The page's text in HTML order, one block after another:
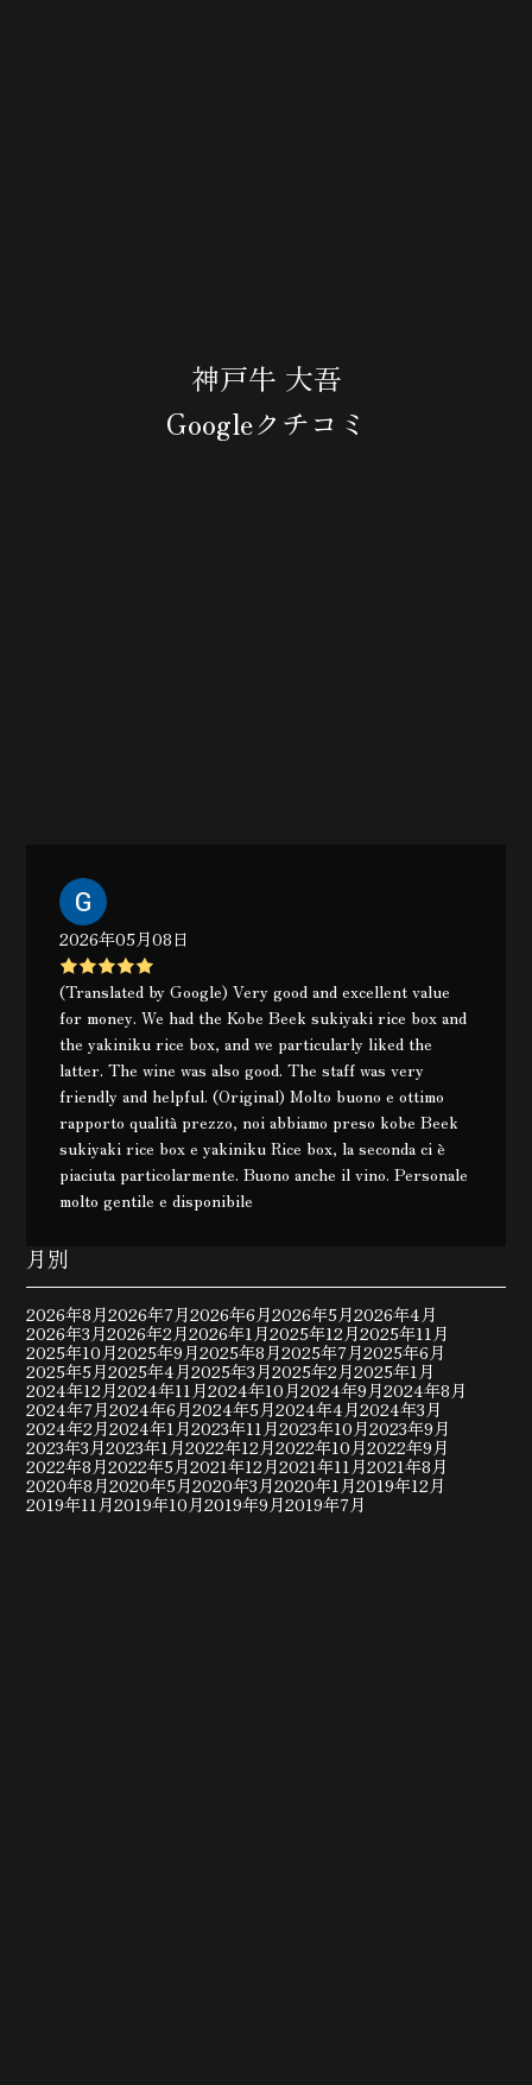
神戸牛 大吾
Googleクチコミ
2026年05月08日
(Translated by Google) Very good and excellent value
for money. We had the Kobe Beek sukiyaki rice box and
the yakiniku rice box, and we particularly liked the
latter. The wine was also good. The staff was very
friendly and helpful. (Original) Molto buono e ottimo
rapporto qualità prezzo, noi abbiamo preso kobe Beek
sukiyaki rice box e yakiniku Rice box, la seconda ci è
piaciuta particolarmente. Buono anche il vino. Personale
molto gentile e disponibile
月別
2026年8月2026年7月2026年6月2026年5月2026年4月
2026年3月2026年2月2026年1月2025年12月2025年11月
2025年10月2025年9月2025年8月2025年7月2025年6月
2025年5月2025年4月2025年3月2025年2月2025年1月
2024年12月2024年11月2024年10月2024年9月2024年8月
2024年7月2024年6月2024年5月2024年4月2024年3月
2024年2月2024年1月2023年11月2023年10月2023年9月
2023年3月2023年1月2022年12月2022年10月2022年9月
2022年8月2022年5月2021年12月2021年11月2021年8月
2020年8月2020年5月2020年3月2020年1月2019年12月
2019年11月2019年10月2019年9月2019年7月